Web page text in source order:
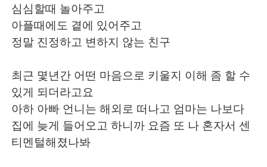
심심할때 놀아주고
아플때에도 곁에 있어주고
정말 진정하고 변하지 않는 친구
최근 몇년간 어떤 마음으로 키울지 이해 좀 할 수
있게 되더라고요
아하 아빠 언니는 해외로 떠나고 엄마는 나보다
집에 늦게 들어오고 하니까 요즘 또 나 혼자서 센
티멘털해졌나봐